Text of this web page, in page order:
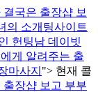
국은 출장샵 보
의 소개팅사이트
헌팅남 데이빗
게 알려주는 출
마사지 "> 현재 콜
장샵 보고 부부